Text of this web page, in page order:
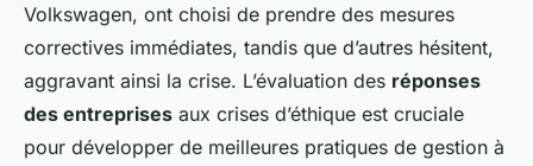
Volkswagen, ont choisi de prendre des mesures
correctives immédiates, tandis que d’autres hésitent,
aggravant ainsi la crise. L’évaluation des réponses
des entreprises aux crises d’éthique est cruciale
pour développer de meilleures pratiques de gestion à